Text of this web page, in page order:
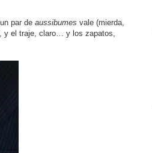
par de aussibumes vale (mierda,
y el traje, claro… y los zapatos,